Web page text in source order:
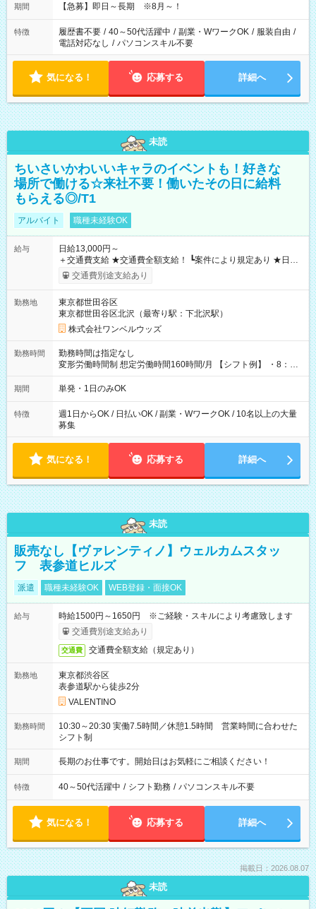
期間 【急募】即日～長期 ※8月～！
特徴 履歴書不要 / 40～50代活躍中 / 副業・WワークOK / 服装自由 /
電話対応なし / パソコンスキル不要
気になる！ 応募する 詳細へ
未読
ちいさいかわいいキャラのイベントも！好きな
場所で働ける☆来社不要！働いたその日に給料
もらえる◎/T1
アルバイト 職種未経験OK
給与
日給13,000円～
＋交通費支給 ★交通費全額支給！ ┗案件により規定あり ★日払
いOK！（規定あり） ┗働いたその日に現金GET♪ お仕事後はコ
ンビニATMから 日払い分を引き落とせます！ 【試用期間】試
交通費別途支給あり
勤務地
東京都世田谷区
東京都世田谷区北沢（最寄り駅：下北沢駅）
株式会社ワンベルウッズ
勤務時間
勤務時間は指定なし
変形労働時間制 想定労働時間160時間/月 【シフト例】 ・8：00
～21：00
期間 単発・1日のみOK
特徴
週1日からOK / 日払いOK / 副業・WワークOK / 10名以上の大量
募集
気になる！ 応募する 詳細へ
未読
販売なし【ヴァレンティノ】ウェルカムスタッ
フ 表参道ヒルズ
派遣 職種未経験OK WEB登録・面接OK
給与
時給1500円～1650円 ※ご経験・スキルにより考慮致します
交通費別途支給あり
交通費 交通費全額支給（規定あり）
勤務地
東京都渋谷区
表参道駅から徒歩2分
VALENTINO
勤務時間
10:30～20:30 実働7.5時間／休憩1.5時間 営業時間に合わせた
シフト制
期間 長期のお仕事です。開始日はお気軽にご相談ください！
特徴 40～50代活躍中 / シフト勤務 / パソコンスキル不要
気になる！ 応募する 詳細へ
掲載日：2026.08.07
未読